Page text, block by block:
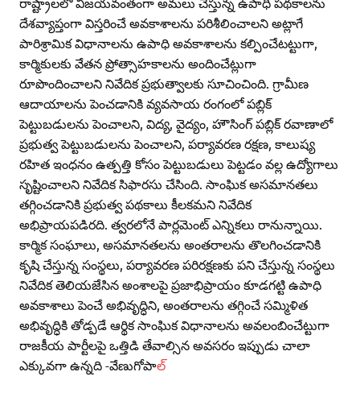
దేశవ్యాప్తంగా విస్తరించే అవకాశాలను పరిశీలించాలని అట్లాగే
పారిశ్రామిక విధానాలను ఉపాధి అవకాశాలను కల్పించేటట్టుగా,
కార్మికులకు వేతన ప్రోత్సాహకాలను అందించేట్లుగా
రూపొందించాలని నివేదిక ప్రభుత్వాలకు సూచించింది. గ్రామీణ
ఆదాయాలను పెంచడానికి వ్యవసాయ రంగంలో పబ్లిక్‌
పెట్టుబడులను పెంచాలని, విద్య, వైద్యం, హౌసింగ్‌ పబ్లిక్‌ రవాణాలో
ప్రభుత్వ పెట్టుబడులను పెంచాలని, పర్యావరణ రక్షణ, కాలుష్య
రహిత ఇంధనం ఉత్పత్తి కోసం పెట్టుబడులు పెట్టడం వల్ల ఉద్యోగాలు
సృష్టించాలని నివేదిక సిఫారసు చేసింది. సాంఘిక అసమానతలు
తగ్గించడానికి ప్రభుత్వ పథకాలు కీలకమని నివేదిక
అభిప్రాయపడిరది. త్వరలోనే పార్లమెంట్‌ ఎన్నికలు రానున్నాయి.
కార్మిక సంఘాలు, అసమానతలను అంతరాలను తొలగించడానికి
కృషి చేస్తున్న సంస్థలు, పర్యావరణ పరిరక్షణకు పని చేస్తున్న సంస్థలు
నివేదిక తెలియజేసిన అంశాలపై ప్రజాభిప్రాయం కూడగట్టి ఉపాధి
అవకాశాలు పెంచే అభివృద్ధిని, అంతరాలను తగ్గించే సమ్మిళిత
అభివృద్ధికి తోడ్పడే ఆర్థిక సాంఘిక విధానాలను అవలంబించేట్టుగా
రాజకీయ పార్టీలపై ఒత్తిడి తేవాల్సిన అవసరం ఇప్పుడు చాలా
ఎక్కువగా ఉన్నది -వేణుగోపాల్‌